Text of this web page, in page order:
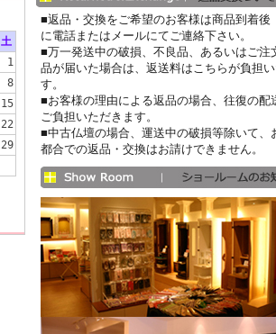
土
1
8
15
22
29
■返品・交換をご希望のお客様は商品到着
に電話またはメールにてご連絡下さい。
■万一発送中の破損、不良品、あるいはご注
品が届いた場合は、返送料はこちらが負担
す。
■お客様の理由による返品の場合、往復の配
ご負担いただきます。
■中古仏壇の場合、運送中の破損等除いて、
都合での返品・交換はお請けできません。